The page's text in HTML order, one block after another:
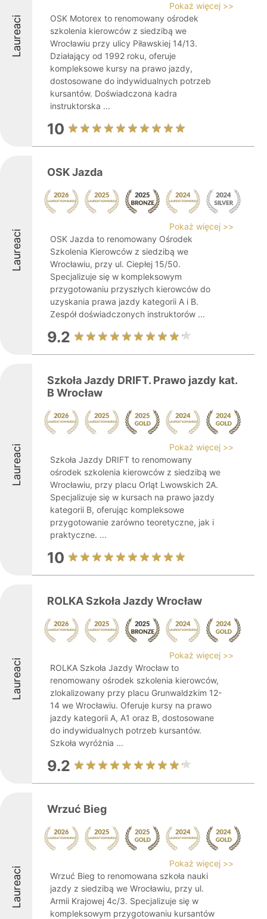
Laureaci
Pokaż więcej >>
OSK Motorex to renomowany ośrodek
szkolenia kierowców z siedzibą we
Wrocławiu przy ulicy Piławskiej 14/13.
Działający od 1992 roku, oferuje
kompleksowe kursy na prawo jazdy,
dostosowane do indywidualnych potrzeb
kursantów. Doświadczona kadra
instruktorska ...
10
Laureaci
OSK Jazda
Pokaż więcej >>
OSK Jazda to renomowany Ośrodek
Szkolenia Kierowców z siedzibą we
Wrocławiu, przy ul. Ciepłej 15/50.
Specjalizuje się w kompleksowym
przygotowaniu przyszłych kierowców do
uzyskania prawa jazdy kategorii A i B.
Zespół doświadczonych instruktorów ...
9.2
Laureaci
Szkoła Jazdy DRIFT. Prawo jazdy kat.
B Wrocław
Pokaż więcej >>
Szkoła Jazdy DRIFT to renomowany
ośrodek szkolenia kierowców z siedzibą we
Wrocławiu, przy placu Orląt Lwowskich 2A.
Specjalizuje się w kursach na prawo jazdy
kategorii B, oferując kompleksowe
przygotowanie zarówno teoretyczne, jak i
praktyczne. ...
10
Laureaci
ROLKA Szkoła Jazdy Wrocław
Pokaż więcej >>
ROLKA Szkoła Jazdy Wrocław to
renomowany ośrodek szkolenia kierowców,
zlokalizowany przy placu Grunwaldzkim 12-
14 we Wrocławiu. Oferuje kursy na prawo
jazdy kategorii A, A1 oraz B, dostosowane
do indywidualnych potrzeb kursantów.
Szkoła wyróżnia ...
9.2
Laureaci
Wrzuć Bieg
Pokaż więcej >>
Wrzuć Bieg to renomowana szkoła nauki
jazdy z siedzibą we Wrocławiu, przy ul.
Armii Krajowej 4c/3. Specjalizuje się w
kompleksowym przygotowaniu kursantów